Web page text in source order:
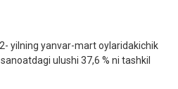
yilning yanvar-mart oylaridakichik
ulushi 37,6 % ni tashkil